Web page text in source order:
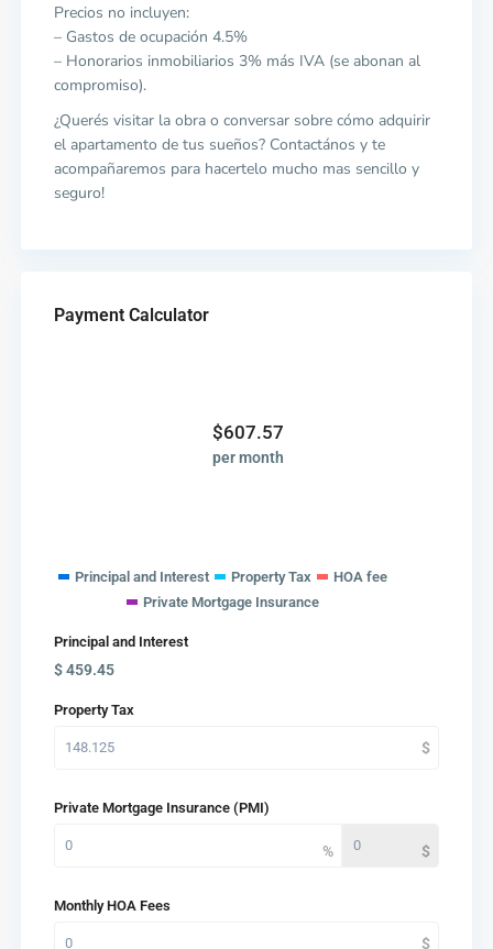
Precios no incluyen:
– Gastos de ocupación 4.5%
– Honorarios inmobiliarios 3% más IVA (se abonan al
compromiso).
¿Querés visitar la obra o conversar sobre cómo adquirir
el apartamento de tus sueños? Contactános y te
acompañaremos para hacertelo mucho mas sencillo y
seguro!
Payment Calculator
$607.57
per month
Principal and Interest Property Tax
HOA fee
Private Mortgage Insurance
Principal and Interest
$459.45
Property Tax
Private Mortgage Insurance (PMI)
Monthly HOA Fees